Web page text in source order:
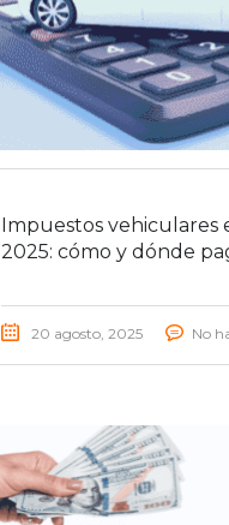
Impuestos vehiculares
2025: cómo y dónde
20 agosto, 2025 No